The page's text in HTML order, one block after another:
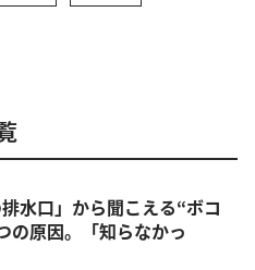
排水口」から聞こえる“ボコ
の原因。「知らなかっ